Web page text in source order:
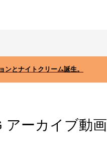
とナイトクリーム誕生。
アーカイブ動画